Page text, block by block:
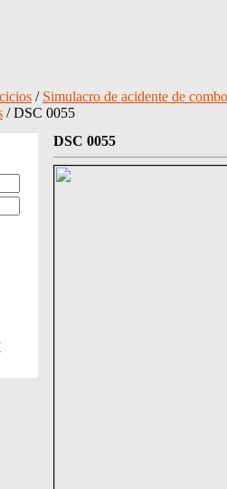
/ Simulacro de acidente de
/ DSC 0055
DSC 0055